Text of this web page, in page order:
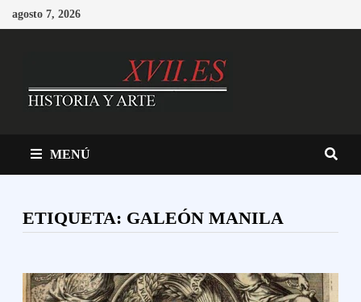
Saltar
al
agosto 7, 2026
MENÚ
ETIQUETA: GALEÓN MANILA